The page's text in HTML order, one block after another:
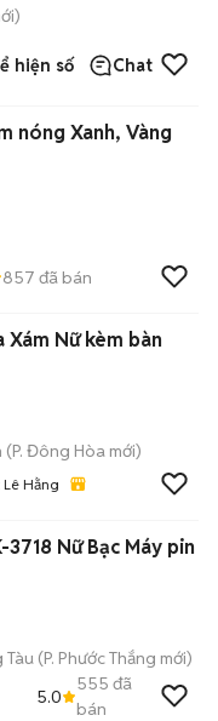
hiện số Chat
nóng Xanh, Vàng
857 đã bán
(P. Đông Hòa mới)
Hằng
3718 Nữ Bạc Máy pin
Tàu (P. Phước Thắng mới)
5.0
555 đã
bán